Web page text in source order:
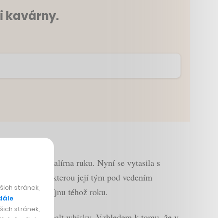
kavárny.
získává titul Palírna ruku. Nyní se vytasila s
whisky, kterou její tým pod vedením
do sudů v říjnu téhož roku.
stránek,
stránek,